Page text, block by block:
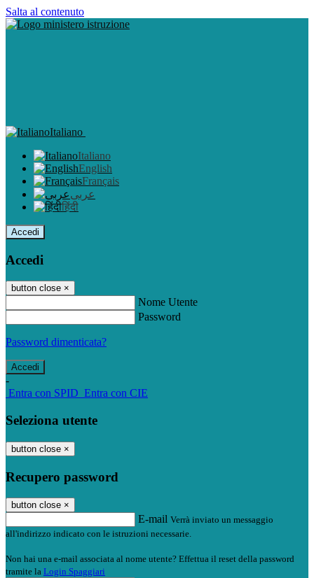
Salta al contenuto
Italiano
Italiano
English
Français
عربى
हिंदी
Accedi
Accedi
button close ×
Nome Utente
Password
Password dimenticata?
-
Entra con SPID Entra con CIE
Seleziona utente
button close ×
Recupero password
button close ×
E-mail Verrà inviato un messaggio
all'indirizzo indicato con le istruzioni necessarie.
Non hai una e-mail associata al nome utente? Effettua il reset della password
tramite la Login Spaggiari